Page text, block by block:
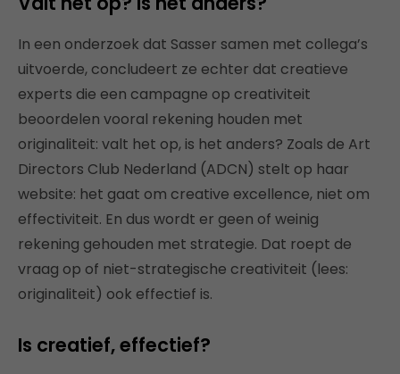
In een onderzoek dat Sasser samen met collega’s
uitvoerde, concludeert ze echter dat creatieve
experts die een campagne op creativiteit
beoordelen vooral rekening houden met
originaliteit: valt het op, is het anders? Zoals de Art
Directors Club Nederland (ADCN) stelt op haar
website: het gaat om creative excellence, niet om
effectiviteit. En dus wordt er geen of weinig
rekening gehouden met strategie. Dat roept de
vraag op of niet-strategische creativiteit (lees:
originaliteit) ook effectief is.
Is creatief, effectief?